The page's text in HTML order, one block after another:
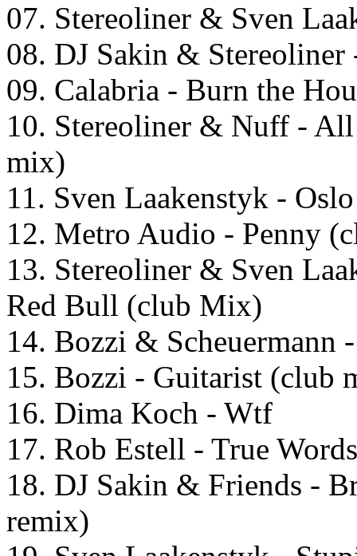
07. Stereoliner & Sven
08. DJ Sakin &
09. Calabria - Burn the
10. Stereoliner & Nuff -
mix)
11. Sven Laakenstyk -
12. Metro Audio - Penny
13. Stereoliner & Sven
Red Bull (club Mix)
14. Bozzi & Scheuermann
15. Bozzi - Guitarist (club
16. Dima Koch - Wtf
17. Rob Estell - True
18. DJ Sakin & Friends -
remix)